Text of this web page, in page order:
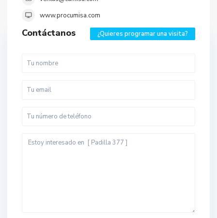
www.procumisa.com
Contáctanos ¿Quieres programar una visita?